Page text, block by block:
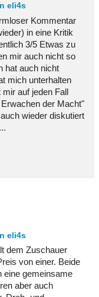
eli4s
Kommentar
in eine Kritik
3/5 Etwas zu
mir auch nicht so
hat auch nicht
mich unterhalten
auf jeden Fall
der Macht"
wieder diskutiert
eli4s
dem Zuschauer
von einer. Beide
eine gemeinsame
aber auch